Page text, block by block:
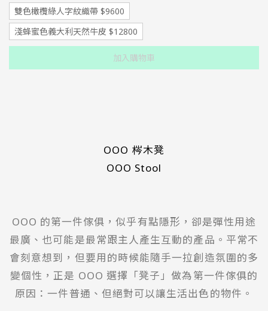
雙色橄欖綠人字紋織帶 $9600
淺蜂蜜色義大利天然牛皮 $12800
加入購物車
OOO 梣木凳
OOO Stool
OOO 的第一件傢俱，似乎有點隱形，卻是彈性用途
最廣、也可能是最常跟主人產生互動的產品。平常不
會刻意想到，但要用的時候能隨手一拉創造氛圍的多
變個性，正是 OOO 選擇「凳子」做為第一件傢俱的
原因：一件普通、但絕對可以讓生活出色的物件。